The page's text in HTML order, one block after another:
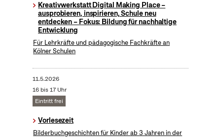
Kreativwerkstatt Digital Making Place –
ausprobieren, inspirieren, Schule neu
entdecken – Fokus: Bildung für nachhaltige
Entwicklung
Für Lehrkräfte und pädagogische Fachkräfte an
Kölner Schulen
11.5.2026
16 bis 17 Uhr
Eintritt frei
Vorlesezeit
Bilderbuchgeschichten für Kinder ab 3 Jahren in der